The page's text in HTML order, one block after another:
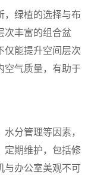
，绿植的选择与布
次丰富的组合盆
仅能提升空间层次
空气质量，有助于
分管理等因素，
定期维护，包括修
与办公室美观不可